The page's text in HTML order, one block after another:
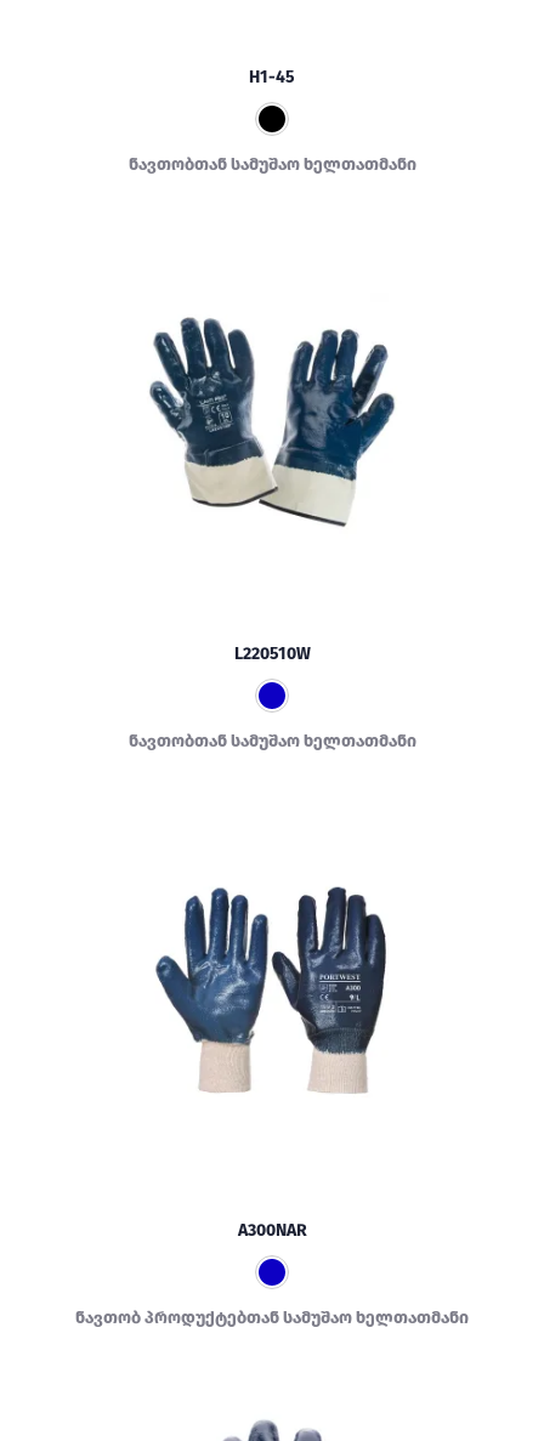
H1-45
ნავთობთან სამუშაო ხელთათმანი
L220510W
ნავთობთან სამუშაო ხელთათმანი
A300NAR
ნავთობ პროდუქტებთან სამუშაო ხელთათმანი